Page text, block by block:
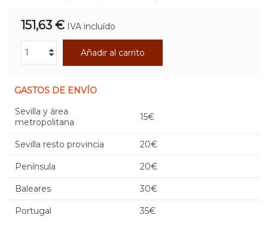
151,63 € IVA incluído
Añadir al carrito
GASTOS DE ENVÍO
Sevilla y área
metropolitana
15€
Sevilla resto provincia 20€
Península 20€
Baleares 30€
Portugal 35€